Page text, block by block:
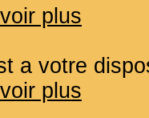
plus
a votre
plus